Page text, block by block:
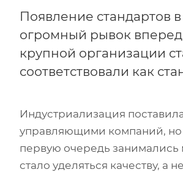
Появление стандартов
огромный рывок
крупной организации
соответствовали как
Индустриализация
управляющими компаний, но
первую очередь
стало уделяться качеству, а